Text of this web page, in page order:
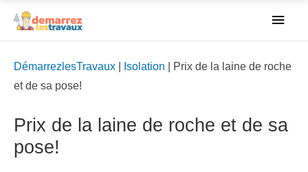
DémarrezlesTravaux Isolation
Prix de la laine de roche
et de sa pose!
Prix de la laine de roche et de sa
pose!